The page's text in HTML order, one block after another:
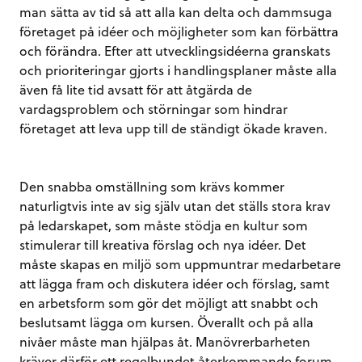
man sätta av tid så att alla kan delta och dammsuga
företaget på idéer och möjligheter som kan förbättra
och förändra. Efter att utvecklingsidéerna granskats
och prioriteringar gjorts i handlingsplaner måste alla
även få lite tid avsatt för att åtgärda de
vardagsproblem och störningar som hindrar
företaget att leva upp till de ständigt ökade kraven.
Den snabba omställning som krävs kommer
naturligtvis inte av sig själv utan det ställs stora krav
på ledarskapet, som måste stödja en kultur som
stimulerar till kreativa förslag och nya idéer. Det
måste skapas en miljö som uppmuntrar medarbetare
att lägga fram och diskutera idéer och förslag, samt
en arbetsform som gör det möjligt att snabbt och
beslutsamt lägga om kursen. Överallt och på alla
nivåer måste man hjälpas åt. Manövrerbarheten